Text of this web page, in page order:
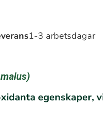
1-3 arbetsdagar
)